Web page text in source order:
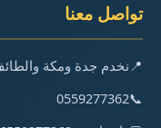
تواصل معنا
📍نخدم جدة ومكة
📞
0559277362